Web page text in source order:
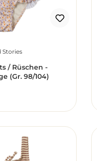
Stories
/ Rüschen -
(Gr. 98/104)